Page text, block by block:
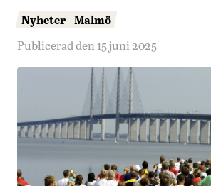
Nyheter Malmö
Publicerad den 15 juni 2025